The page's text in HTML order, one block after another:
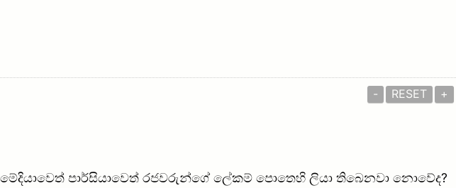
- RESET +
පාර්සියාවෙත් රජවරුන්ගේ ලේකම් පොතෙහි ලියා තිබෙනවා නොවේද?